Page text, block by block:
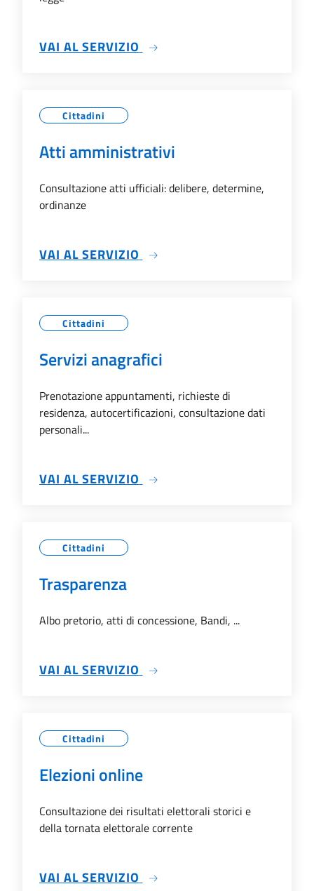
VAI AL SERVIZIO SU ALBO PRETORIO
Cittadini
Atti amministrativi
Consultazione atti ufficiali: delibere, determine,
ordinanze
VAI AL SERVIZIO SU ATTI AMMINISTRATIVI
Cittadini
Servizi anagrafici
Prenotazione appuntamenti, richieste di
residenza, autocertificazioni, consultazione dati
personali...
VAI AL SERVIZIO SU SERVIZI ANAGRAFICI
Cittadini
Trasparenza
Albo pretorio, atti di concessione, Bandi, ...
VAI AL SERVIZIO SU TRASPARENZA
Cittadini
Elezioni online
Consultazione dei risultati elettorali storici e
della tornata elettorale corrente
VAI AL SERVIZIO SU ELEZIONI ONLINE